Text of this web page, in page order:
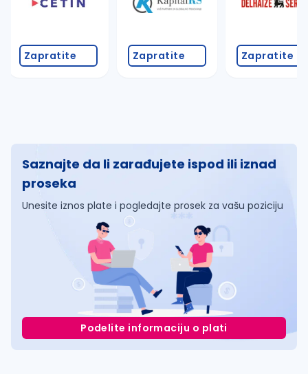
Zapratite Zapratite Zapratite
Saznajte da li zarađujete ispod ili iznad
proseka
Unesite iznos plate i pogledajte prosek za vašu poziciju
Podelite informaciju o plati